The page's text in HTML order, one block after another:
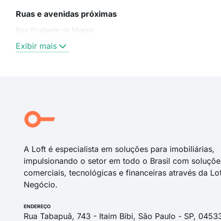
Ruas e avenidas próximas
Rua Prudente de Morais
Exibir mais
A Loft é especialista em soluções para imobiliárias,
impulsionando o setor em todo o Brasil com
comerciais, tecnológicas e financeiras através da
Negócio.
ENDEREÇO
Rua Tabapuã, 743 - Itaim Bibi, São Paulo - SP,